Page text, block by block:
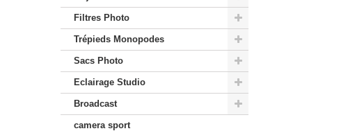
Filtres Photo
Trépieds Monopodes
Sacs Photo
Eclairage Studio
Broadcast
camera sport